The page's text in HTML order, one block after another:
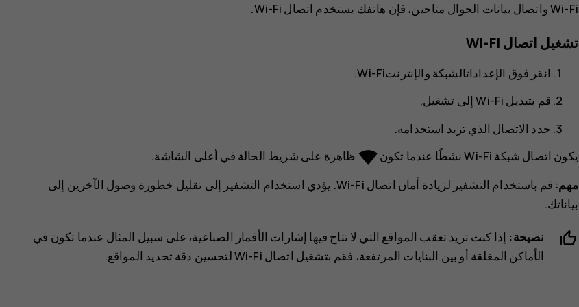
Wi-Fi واتصال بيانات الجوال متاحين، فإن هاتفك يستخدم اتصال Wi-Fi.
تشغيل اتصال Wi-Fi
انقر فوق الإعداداتالشبكة والإنترنتWi-Fi‬
.
قم بتبديل Wi-Fi إلى
تشغيل.
حدد الاتصال الذي تريد استخدامه.
يكون اتصال شبكة Wi-Fi نشطًا عندما تكون
network_wifi ظاهرة على شريط الحالة في أعلى الشاشة.
مهم
: قم باستخدام التشفير لزيادة أمان اتصال ‪Wi-Fi‬. يؤدي استخدام التشفير إلى تقليل خطورة وصول الآخرين إلى
بياناتك.
نصيحة: إذا كنت تريد تعقب المواقع التي لا تتاح فيها إشارات الأقمار الصناعية، على سبيل المثال عندما تكون في
الأماكن المغلقة أو بين البنايات المرتفعة، فقم بتشغيل اتصال Wi-Fi لتحسين دقة تحديد المواقع.